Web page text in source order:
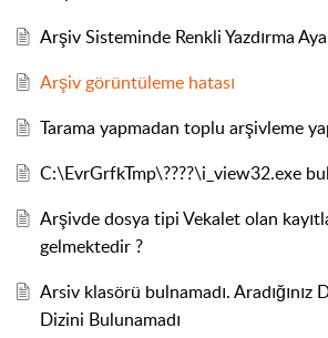
Arşiv Sisteminde Renkli Yazdırma
Arşiv görüntüleme hatası
Tarama yapmadan toplu arşivleme
C:\EvrGrfkTmp\????\i_view32.exe
Arşivde dosya tipi Vekalet olan
gelmektedir ?
Arsiv klasörü bulnamadı.
Dizini Bulunamadı